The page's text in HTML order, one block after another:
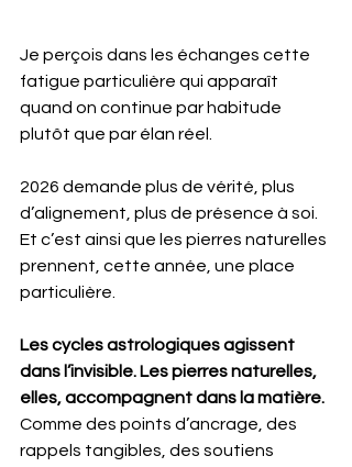
Je perçois dans les échanges cette
fatigue particulière qui apparaît
quand on continue par habitude
plutôt que par élan réel.
2026 demande plus de vérité, plus
d’alignement, plus de présence à soi.
Et c’est ainsi que les pierres naturelles
prennent, cette année, une place
particulière.
Les cycles astrologiques agissent
dans l’invisible. Les pierres naturelles,
elles, accompagnent dans la matière.
Comme des points d’ancrage, des
rappels tangibles, des soutiens